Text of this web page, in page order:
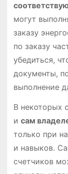
могут
заказу
по заказу
убедиться,
документы,
выполнение
В некоторых
и сам
только при
и навыков․
счетчиков